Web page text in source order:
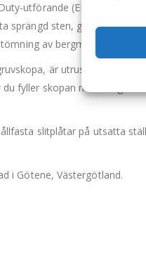
utförande (ED) är en
sprängd sten, grus, malm
av bergmaterial utan
är utrustad med
fyller skopan med
slitplåtar på utsatta
i Götene, Västergötland.